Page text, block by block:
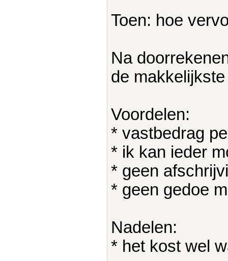
Toen: hoe
Na
de
Voordelen:
* vastbedrag
* ik kan ieder
* geen
* geen gedoe
Nadelen:
* het kost wel